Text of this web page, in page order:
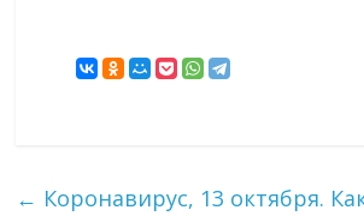
← Коронавирус, 13 октября.